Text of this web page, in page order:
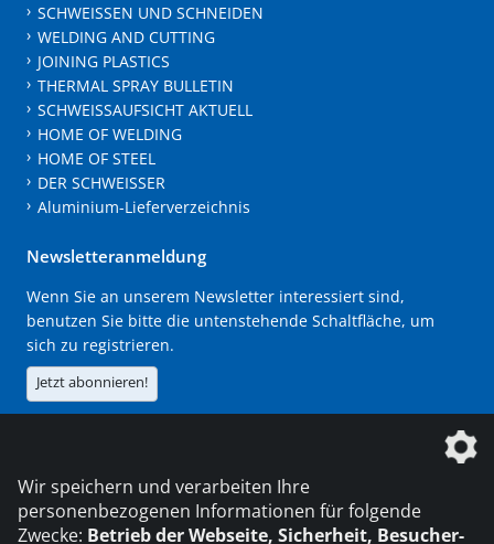
SCHWEISSEN UND SCHNEIDEN
WELDING AND CUTTING
JOINING PLASTICS
THERMAL SPRAY BULLETIN
SCHWEISSAUFSICHT AKTUELL
HOME OF WELDING
HOME OF STEEL
DER SCHWEISSER
Aluminium-Lieferverzeichnis
Newsletteranmeldung
Wenn Sie an unserem Newsletter interessiert sind,
benutzen Sie bitte die untenstehende Schaltfläche, um
sich zu registrieren.
Jetzt abonnieren!
Die DVS Media GmbH ist ein Unternehmen der
Wir speichern und verarbeiten Ihre
personenbezogenen Informationen für folgende
Zwecke: Betrieb der Webseite, Sicherheit, Besucher-